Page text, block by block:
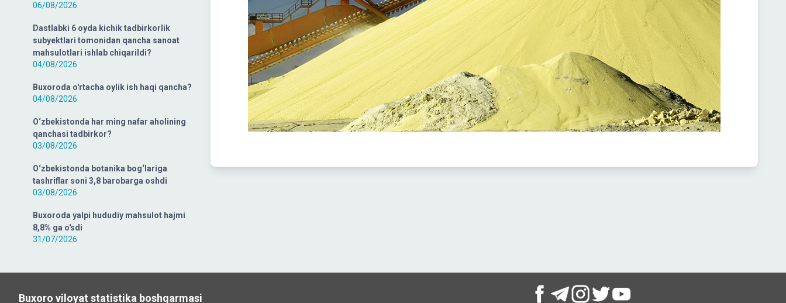
06/08/2026
Dastlabki 6 oyda kichik tadbirkorlik
subyektlari tomonidan qancha sanoat
mahsulotlari ishlab chiqarildi?
04/08/2026
Buxoroda o'rtacha oylik ish haqi qancha?
04/08/2026
O‘zbekistonda har ming nafar aholining
qanchasi tadbirkor?
03/08/2026
O‘zbekistonda botanika bog‘lariga
tashriflar soni 3,8 barobarga oshdi
03/08/2026
Buxoroda yalpi hududiy mahsulot hajmi
8,8% ga o'sdi
31/07/2026
Buxoro viloyat statistika boshqarmasi